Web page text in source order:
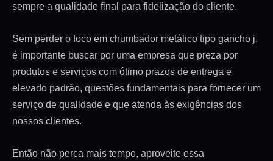
sempre a qualidade final para fidelização do cliente.
Sem perder o foco em chumbador metálico tipo gancho j,
é importante buscar por uma empresa que preza por
produtos e serviços com ótimo prazos de entrega e
elevado padrão, questões fundamentais para fornecer um
serviço de qualidade e que atenda às exigências dos
nossos clientes.
Então não perca mais tempo, aproveite essa